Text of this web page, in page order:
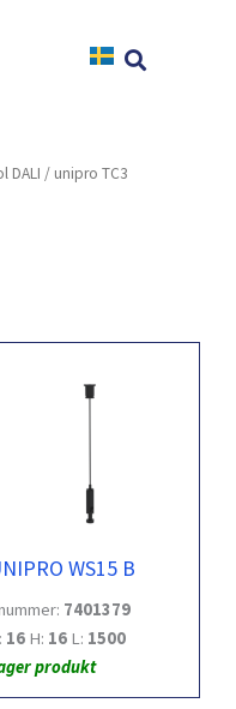
DALI / unipro TC3
WS15 B
7401379
16 H: 16 L: 1500
produkt